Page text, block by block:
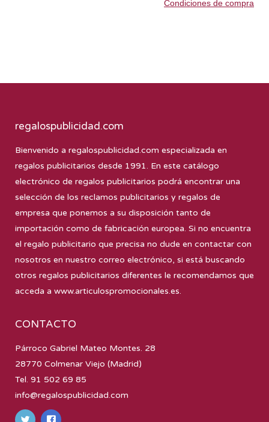
Condiciones de compra
regalospublicidad.com
Bienvenido a regalospublicidad.com especializada en
regalos publicitarios desde 1991. En este catálogo
electrónico de regalos publicitarios podrá encontrar una
selección de los reclamos publicitarios y regalos de
empresa que ponemos a su disposición tanto de
importación como de fabricación europea. Si no encuentra
el regalo publicitario que precisa no dude en contactar con
nosotros en nuestro correo electrónico, si está buscando
otros regalos publicitarios diferentes le recomendamos que
acceda a www.articulospromocionales.es.
CONTACTO
Párroco Gabriel Mateo Montes. 28
28770 Colmenar Viejo (Madrid)
Tel. 91 502 69 85
info@regalospublicidad.com